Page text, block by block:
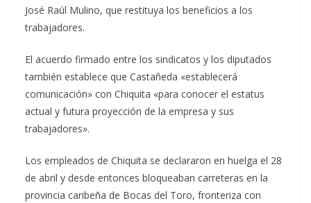
José Raúl Mulino, que restituya los beneficios a los
trabajadores.
El acuerdo firmado entre los sindicatos y los diputados
también establece que Castañeda «establecerá
comunicación» con Chiquita «para conocer el estatus
actual y futura proyección de la empresa y sus
trabajadores».
Los empleados de Chiquita se declararon en huelga el 28
de abril y desde entonces bloqueaban carreteras en la
provincia caribeña de Bocas del Toro, fronteriza con